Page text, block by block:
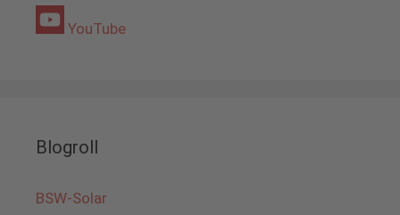
YouTube
Blogroll
BSW-Solar